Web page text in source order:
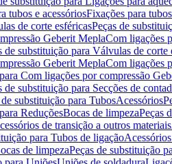
tubos e acessóriosFixações para tubos
de corte esféricasPeças de
Geberit MeplaCom ligações
de substituição para Válvulas de
Geberit MeplaCom ligações
Com ligações por compressão
de substituição para Secções de
de substituição para TubosAcessórios
ReduçõesBocas de limpezaPeças
de transição a outros materiais
para Tubos de ligação
de limpezaPeças de substituição